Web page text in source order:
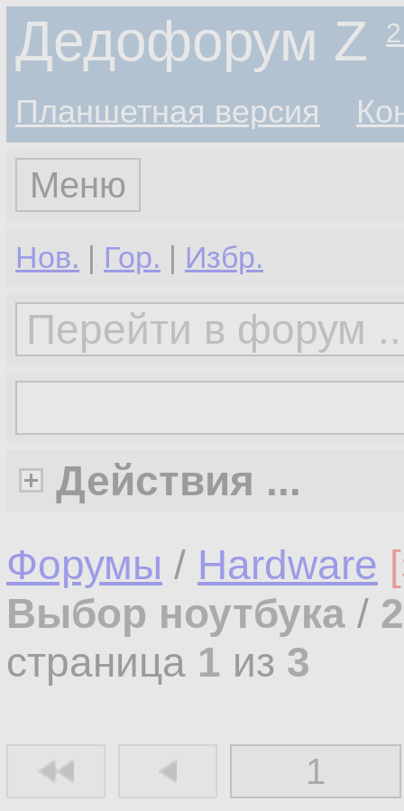
Дедофорум Z
Планшетная версия
Меню
Нов. | Гор. | Избр.
Действия ...
Форумы / Hardware
Выбор ноутбука /
страница 1 из 3
1